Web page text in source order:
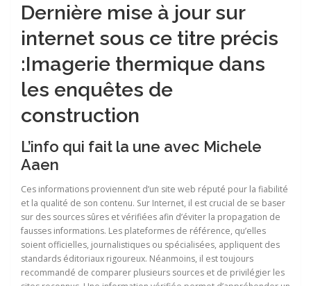
Dernière mise à jour sur
internet sous ce titre précis
:Imagerie thermique dans
les enquêtes de
construction
L’info qui fait la une avec Michele
Aaen
Ces informations proviennent d’un site web réputé pour la fiabilité
et la qualité de son contenu. Sur Internet, il est crucial de se baser
sur des sources sûres et vérifiées afin d’éviter la propagation de
fausses informations. Les plateformes de référence, qu’elles
soient officielles, journalistiques ou spécialisées, appliquent des
standards éditoriaux rigoureux. Néanmoins, il est toujours
recommandé de comparer plusieurs sources et de privilégier les